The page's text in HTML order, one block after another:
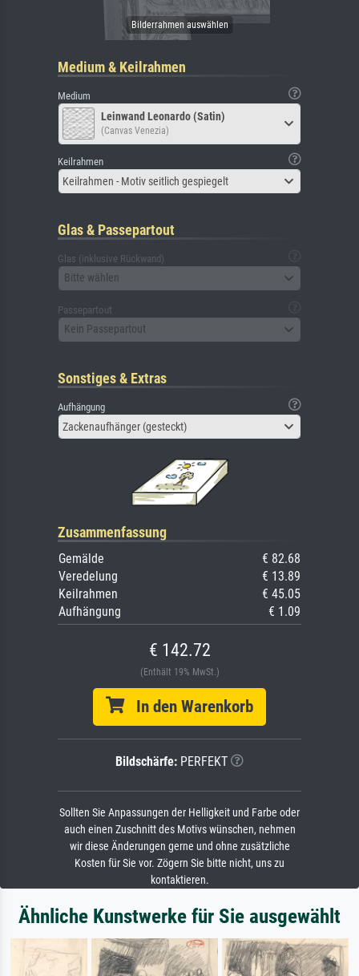
Medium & Keilrahmen
Medium
Leinwand Leonardo (Satin)
(Canvas Venezia)
Keilrahmen
Keilrahmen - Motiv seitlich gespiegelt
Glas & Passepartout
Glas (inklusive Rückwand)
Bitte wählen
Passepartout
Kein Passepartout
Sonstiges & Extras
Aufhängung
Zackenaufhänger (gesteckt)
Zusammenfassung
Gemälde
€ 82.68
Veredelung
€ 13.89
Keilrahmen
€ 45.05
Aufhängung
€ 1.09
€ 142.72
(Enthält 19% MwSt.)
In den Warenkorb
Bildschärfe: PERFEKT
Sollten Sie Anpassungen der Helligkeit und Farbe oder
auch einen Zuschnitt des Motivs wünschen, nehmen
wir diese Änderungen gerne und ohne zusätzliche
Kosten für Sie vor. Zögern Sie bitte nicht, uns zu
kontaktieren.
Ähnliche Kunstwerke für Sie ausgewählt